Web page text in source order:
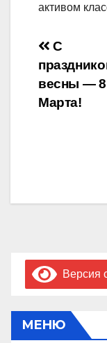
активом
по
С
весны — 8
Марта!
Версия
МЕНЮ